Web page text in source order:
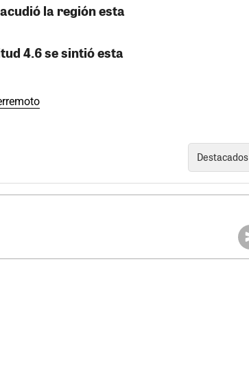
la región esta
4.6 se sintió esta
Destacados